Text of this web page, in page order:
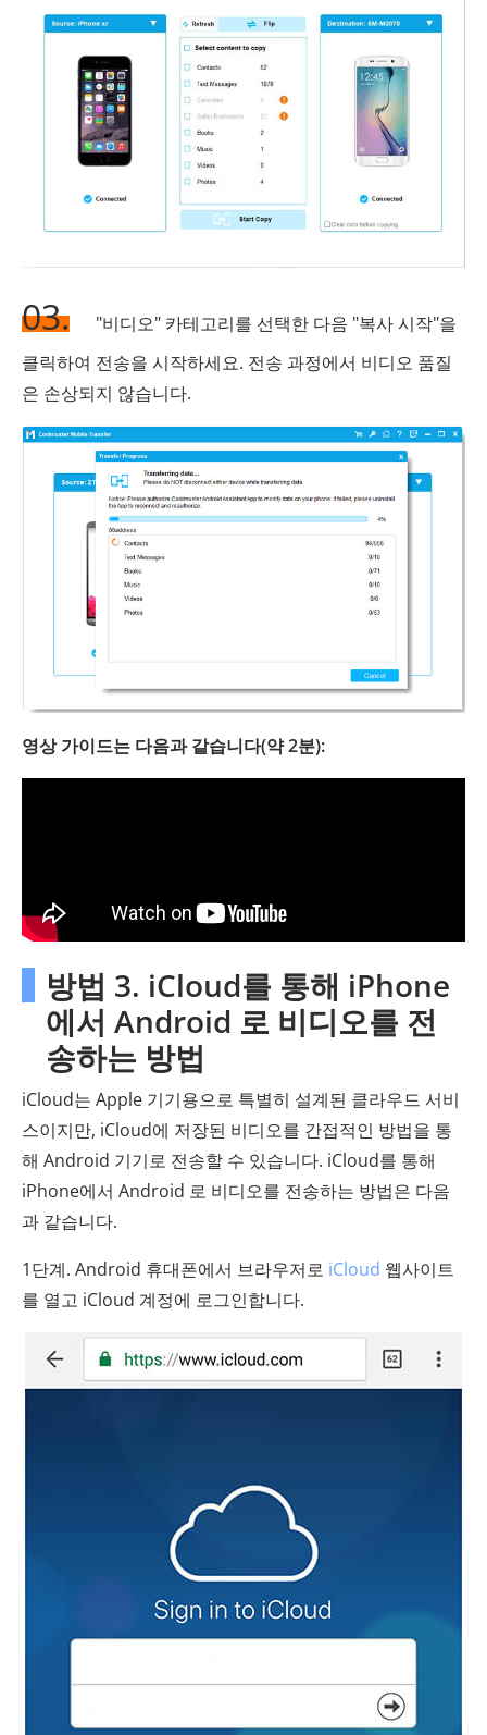
03.
"비디오" 카테고리를 선택한 다음 "복사 시작"을
클릭하여 전송을 시작하세요. 전송 과정에서 비디오 품질
은 손상되지 않습니다.
영상 가이드는 다음과 같습니다(약 2분):
방법 3. iCloud를 통해 iPhone
에서 Android 로 비디오를 전
송하는 방법
iCloud는 Apple 기기용으로 특별히 설계된 클라우드 서비
스이지만, iCloud에 저장된 비디오를 간접적인 방법을 통
해 Android 기기로 전송할 수 있습니다. iCloud를 통해
iPhone에서 Android 로 비디오를 전송하는 방법은 다음
과 같습니다.
1단계. Android 휴대폰에서 브라우저로 iCloud 웹사이트
를 열고 iCloud 계정에 로그인합니다.